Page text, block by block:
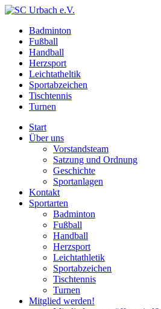
Badminton
Fußball
Handball
Herzsport
Leichtatheltik
Sportabzeichen
Tischtennis
Turnen
Start
Über uns
Vorstandsteam
Satzung und Ordnung
Geschichte
Sportanlagen
Kontakt
Sportarten
Badminton
Fußball
Handball
Herzsport
Leichtathletik
Sportabzeichen
Tischtennis
Turnen
Mitglied werden!